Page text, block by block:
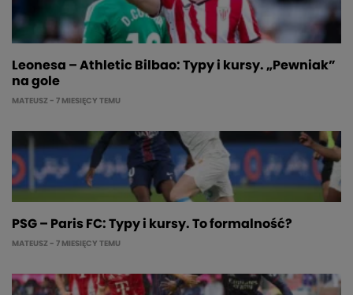
Leonesa – Athletic Bilbao: Typy i kursy. „Pewniak”
na gole
MATEUSZ - 7 MIESIĘCY TEMU
PSG – Paris FC: Typy i kursy. To formalność?
MATEUSZ - 7 MIESIĘCY TEMU